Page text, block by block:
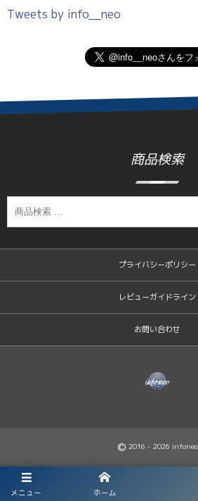
Tweets by info__neo
メニュー ホーム
商品検索
プライバシーポリシー
レビューガイドライン
お問い合わせ
© 2016 - 2026 infoneo